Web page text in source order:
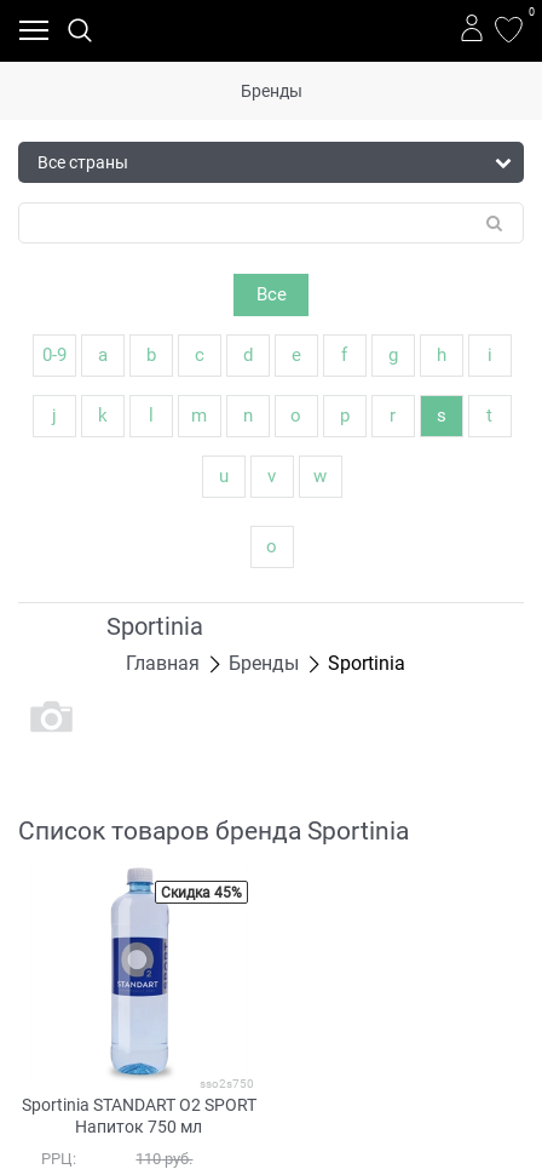
0
Бренды
Все
0-9 a b c d e f g h i
j k m n o p r s t
u v w
о
Sportinia
Главная Бренды Sportinia
Список товаров бренда Sportinia
Скидка 45%
sso2s750
Sportinia STANDART O2 SPORT
Напиток 750 мл
РРЦ: 110 руб.